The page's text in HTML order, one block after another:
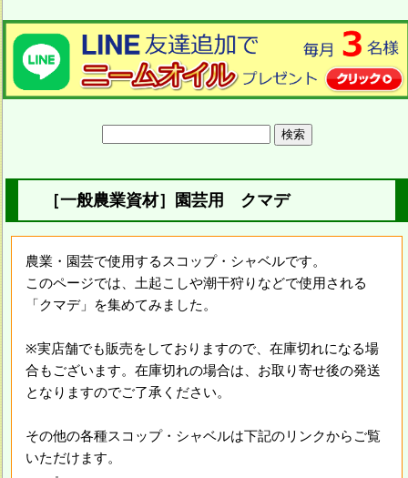
［一般農業資材］園芸用 クマデ
農業・園芸で使用するスコップ・シャベルです。
このページでは、土起こしや潮干狩りなどで使用される
「クマデ」を集めてみました。
※実店舗でも販売をしておりますので、在庫切れになる場
合もございます。在庫切れの場合は、お取り寄せ後の発送
となりますのでご了承ください。
その他の各種スコップ・シャベルは下記のリンクからご覧
いただけます。